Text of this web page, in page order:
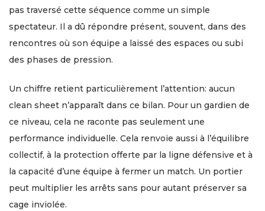
pas traversé cette séquence comme un simple
spectateur. Il a dû répondre présent, souvent, dans des
rencontres où son équipe a laissé des espaces ou subi
des phases de pression.
Un chiffre retient particulièrement l’attention: aucun
clean sheet n’apparaît dans ce bilan. Pour un gardien de
ce niveau, cela ne raconte pas seulement une
performance individuelle. Cela renvoie aussi à l’équilibre
collectif, à la protection offerte par la ligne défensive et à
la capacité d’une équipe à fermer un match. Un portier
peut multiplier les arrêts sans pour autant préserver sa
cage inviolée.